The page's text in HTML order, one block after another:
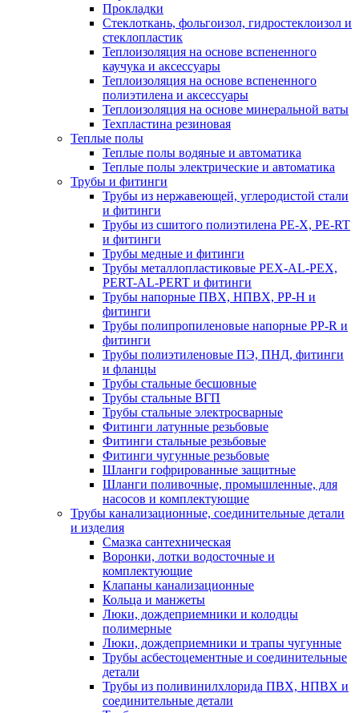
Прокладки
Стеклоткань, фольгоизол, гидростеклоизол и
стеклопластик
Теплоизоляция на основе вспененного
каучука и аксессуары
Теплоизоляция на основе вспененного
полиэтилена и аксессуары
Теплоизоляция на основе минеральной ваты
Техпластина резиновая
Теплые полы
Теплые полы водяные и автоматика
Теплые полы электрические и автоматика
Трубы и фитинги
Трубы из нержавеющей, углеродистой стали
и фитинги
Трубы из сшитого полиэтилена PE-X, PE-RT
и фитинги
Трубы медные и фитинги
Трубы металлопластиковые PEX-AL-PEX,
PERT-AL-PERT и фитинги
Трубы напорные ПВХ, НПВХ, PP-H и
фитинги
Трубы полипропиленовые напорные PP-R и
фитинги
Трубы полиэтиленовые ПЭ, ПНД, фитинги
и фланцы
Трубы стальные бесшовные
Трубы стальные ВГП
Трубы стальные электросварные
Фитинги латунные резьбовые
Фитинги стальные резьбовые
Фитинги чугунные резьбовые
Шланги гофрированные защитные
Шланги поливочные, промышленные, для
насосов и комплектующие
Трубы канализационные, соединительные детали
и изделия
Смазка сантехническая
Воронки, лотки водосточные и
комплектующие
Клапаны канализационные
Кольца и манжеты
Люки, дождеприемники и колодцы
полимерные
Люки, дождеприемники и трапы чугунные
Трубы асбестоцементные и соединительные
детали
Трубы из поливинилхлорида ПВХ, НПВХ и
соединительные детали